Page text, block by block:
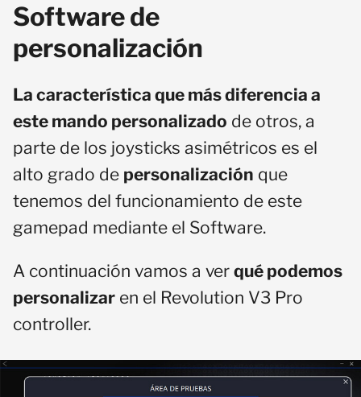
Software de
personalización
La característica que más diferencia a
este mando personalizado de otros, a
parte de los joysticks asimétricos es el
alto grado de personalización que
tenemos del funcionamiento de este
gamepad mediante el Software.
A continuación vamos a ver qué podemos
personalizar en el Revolution V3 Pro
controller.